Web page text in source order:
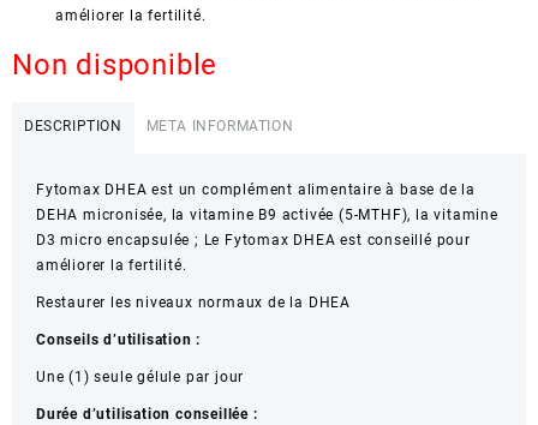
améliorer la fertilité.
Non disponible
DESCRIPTION META INFORMATION
Fytomax DHEA est un complément alimentaire à base de la
DEHA micronisée, la vitamine B9 activée (5-MTHF), la vitamine
D3 micro encapsulée ; Le Fytomax DHEA est conseillé pour
améliorer la fertilité.
Restaurer les niveaux normaux de la DHEA
Conseils d’utilisation :
Une (1) seule gélule par jour
Durée d’utilisation conseillée :